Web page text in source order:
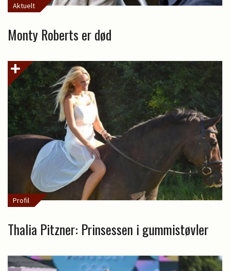
Aktuelt
Monty Roberts er død
Profil
Thalia Pitzner: Prinsessen i gummistøvler